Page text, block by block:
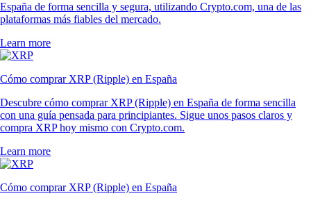
España de forma sencilla y segura, utilizando Crypto.com, una de las
plataformas más fiables del mercado.
Learn more
Cómo comprar XRP (Ripple) en España
Descubre cómo comprar XRP (Ripple) en España de forma sencilla
con una guía pensada para principiantes. Sigue unos pasos claros y
compra XRP hoy mismo con Crypto.com.
Learn more
Cómo comprar XRP (Ripple) en España